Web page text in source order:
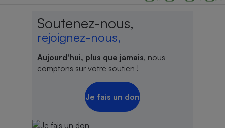
Soutenez-nous,
rejoignez-nous,
Aujourd'hui, plus que jamais, nous
comptons sur votre soutien !
Je fais un don